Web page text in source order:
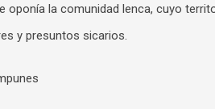
oponía la comunidad lenca, cuyo
y presuntos sicarios.